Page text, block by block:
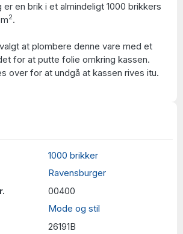
1000 brikker
Ravensburger
00400
Mode og stil
26191B
er en brik i et almindeligt 1000 brikkers
2.
at plombere denne vare med et
for at putte folie omkring kassen.
over for at undgå at kassen rives itu.